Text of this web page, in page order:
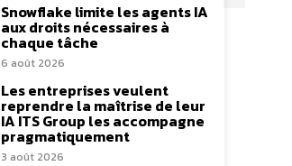
Snowflake limite les agents IA
aux droits nécessaires à
chaque tâche
6 août 2026
Les entreprises veulent
reprendre la maîtrise de leur
IA ITS Group les accompagne
pragmatiquement
3 août 2026